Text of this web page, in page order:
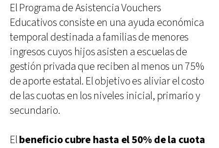
El Programa de Asistencia Vouchers
Educativos consiste en una ayuda económica
temporal destinada a familias de menores
ingresos cuyos hijos asisten a escuelas de
gestión privada que reciben al menos un 75%
de aporte estatal. El objetivo es aliviar el costo
de las cuotas en los niveles inicial, primario y
secundario.
Elbeneficio cubre hasta el 50% de la cuota